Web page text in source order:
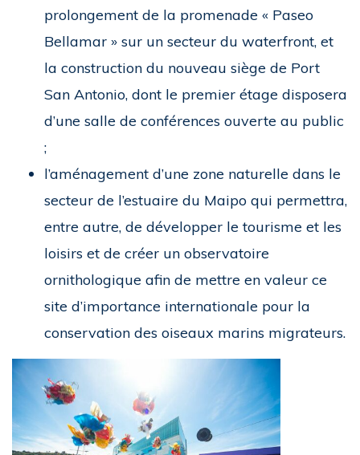
prolongement de la promenade « Paseo
Bellamar » sur un secteur du waterfront, et
la construction du nouveau siège de Port
San Antonio, dont le premier étage disposera
d’une salle de conférences ouverte au public
;
l’aménagement d’une zone naturelle dans le
secteur de l’estuaire du Maipo qui permettra,
entre autre, de développer le tourisme et les
loisirs et de créer un observatoire
ornithologique afin de mettre en valeur ce
site d’importance internationale pour la
conservation des oiseaux marins migrateurs.